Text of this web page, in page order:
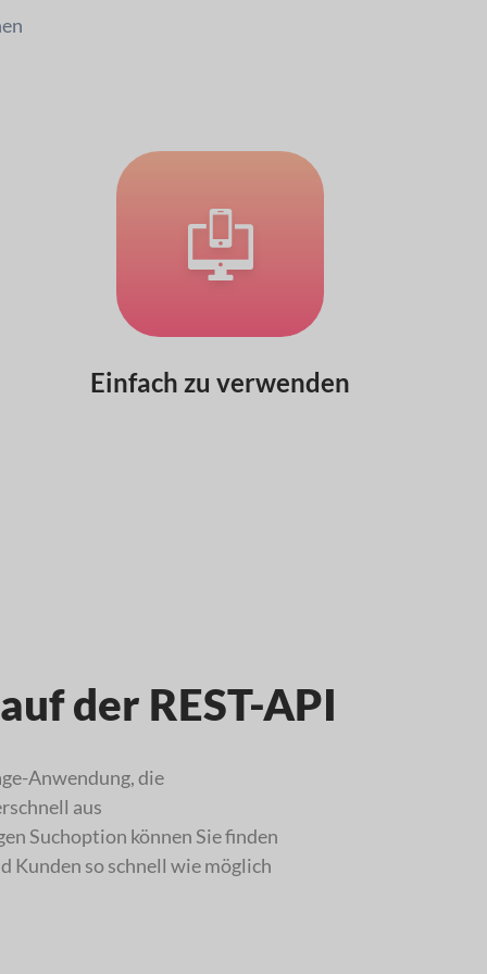
Einfach zu verwenden
der REST-API
Anwendung, die
aus
Suchoption können Sie finden
Kunden so schnell wie möglich